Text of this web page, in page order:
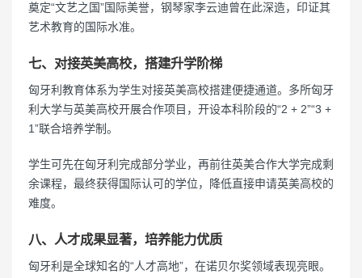
奠定“文艺之国”国际美誉，钢琴家李云迪曾在此深造，印证其
艺术教育的国际水准。
七、对接英美高校，搭建升学阶梯
匈牙利教育体系为学生对接英美高校搭建便捷通道。多所匈牙
利大学与英美高校开展合作项目，开设本科阶段的“2 + 2”“3 +
1”联合培养学制。
学生可先在匈牙利完成部分学业，再前往英美合作大学完成剩
余课程，最终获得国际认可的学位，降低直接申请英美高校的
难度。
八、人才成果显著，培养能力优质
匈牙利是全球知名的“人才高地”，在诺贝尔奖领域表现亮眼。